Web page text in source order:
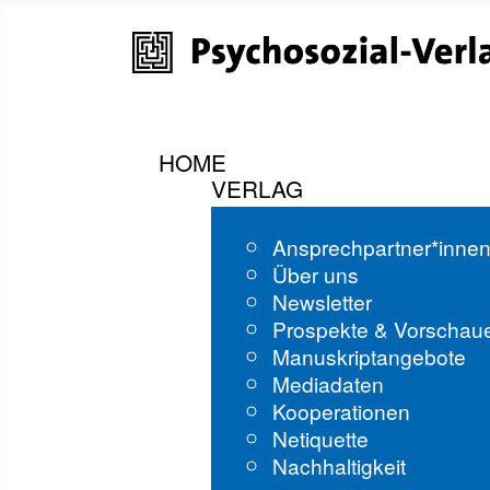
HOME
VERLAG
Über uns
Newsletter
Prospekte &
Manuskriptangebote
Mediadaten
Kooperationen
Netiquette
Nachhaltigkeit